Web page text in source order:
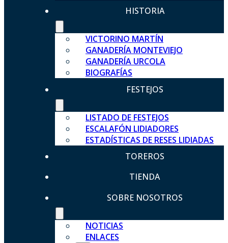
HISTORIA
VICTORINO MARTÍN
GANADERÍA MONTEVIEJO
GANADERÍA URCOLA
BIOGRAFÍAS
FESTEJOS
LISTADO DE FESTEJOS
ESCALAFÓN LIDIADORES
ESTADÍSTICAS DE RESES LIDIADAS
TOREROS
TIENDA
SOBRE NOSOTROS
NOTICIAS
ENLACES